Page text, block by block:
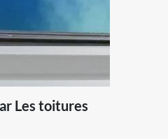
Les toitures